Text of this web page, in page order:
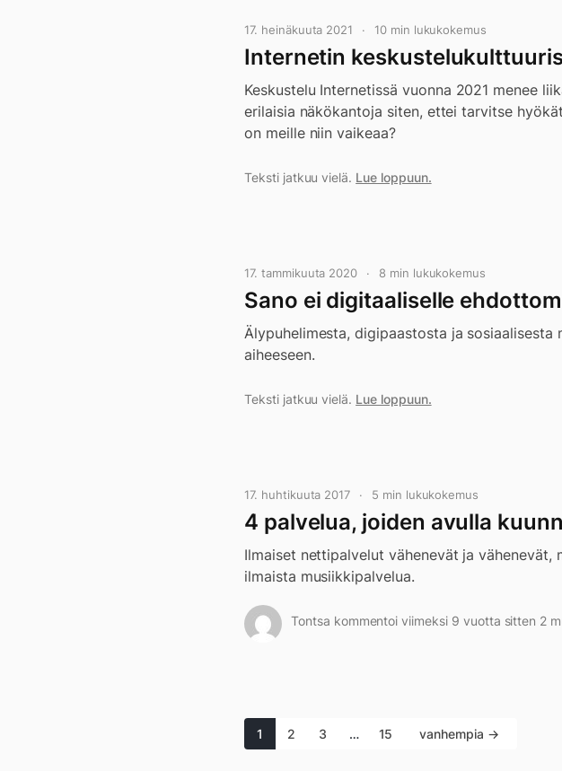
17. heinäkuuta 2021 10 min lukukokemus
Internetin
Keskustelu Internetissä vuonna 2021 menee
erilaisia näkökantoja siten, ettei tarvitse
on meille niin vaikeaa?
Teksti jatkuu vielä. Lue loppuun.
17. tammikuuta 2020 8 min lukukokemus
Sano ei digitaaliselle
Älypuhelimesta, digipaastosta ja
aiheeseen.
Teksti jatkuu vielä. Lue loppuun.
17. huhtikuuta 2017 5 min lukukokemus
4 palvelua, joiden avulla
Ilmaiset nettipalvelut vähenevät ja
ilmaista musiikkipalvelua.
Tontsa kommentoi viimeksi 9 vuotta sitten 2
1 2 3 … 15 vanhempia →